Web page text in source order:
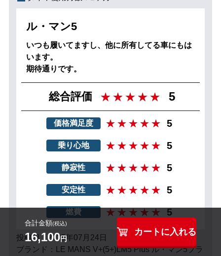
合計金額(税込)
16,100円
カートに入れる
ル・マン5
いつも履いてますし、他に所有してる車にもは
います。
期待通りです。
総合評価 5
価格満足度 5
乗り心地 5
静寂性 5
安定性 5
燃費 5
投稿日：2025年07月24日
ブランド：LE MANS V+(5+)LM5 Plus ル・マン5プラ